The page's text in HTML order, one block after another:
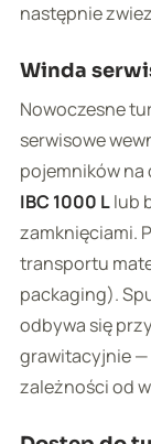
następnie
Winda
Nowoczesne
serwisowe
pojemników na
IBC 1000 Llub
zamknięciami.
transportu
packaging).
odbywa się
grawitacyjnie
zależności od